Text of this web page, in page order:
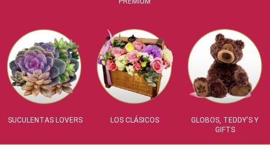
SUCULENTAS LOVERS LOS CLÁSICOS
GLOBOS, TEDDY'S Y
GIFTS